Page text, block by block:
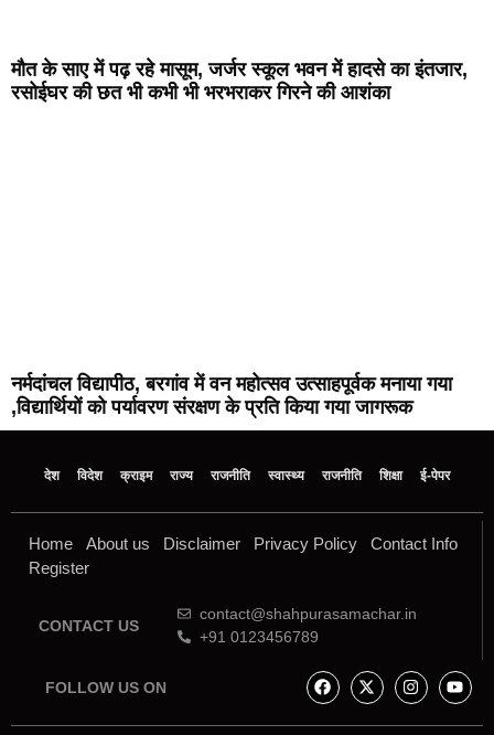
मौत के साए में पढ़ रहे मासूम, जर्जर स्कूल भवन में हादसे का इंतजार,
रसोईघर की छत भी कभी भी भरभराकर गिरने की आशंका
नर्मदांचल विद्यापीठ, बरगांव में वन महोत्सव उत्साहपूर्वक मनाया गया
,विद्यार्थियों को पर्यावरण संरक्षण के प्रति किया गया जागरूक
देश विदेश क्राइम राज्य राजनीति स्वास्थ्य राजनीति शिक्षा ई-पेपर
Home About us Disclaimer Privacy Policy
Contact Info
Register
CONTACT US
contact@shahpurasamachar.in
+91 0123456789
FOLLOW US ON